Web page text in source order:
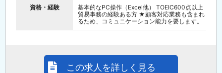
資格・経験
基本的なPC操作（Excel他） TOEIC600点以上
貿易事務の経験ある方 ★顧客対応業務も含まれ
るため、コミュニケーション能力を要します。
この求人を詳しく見る